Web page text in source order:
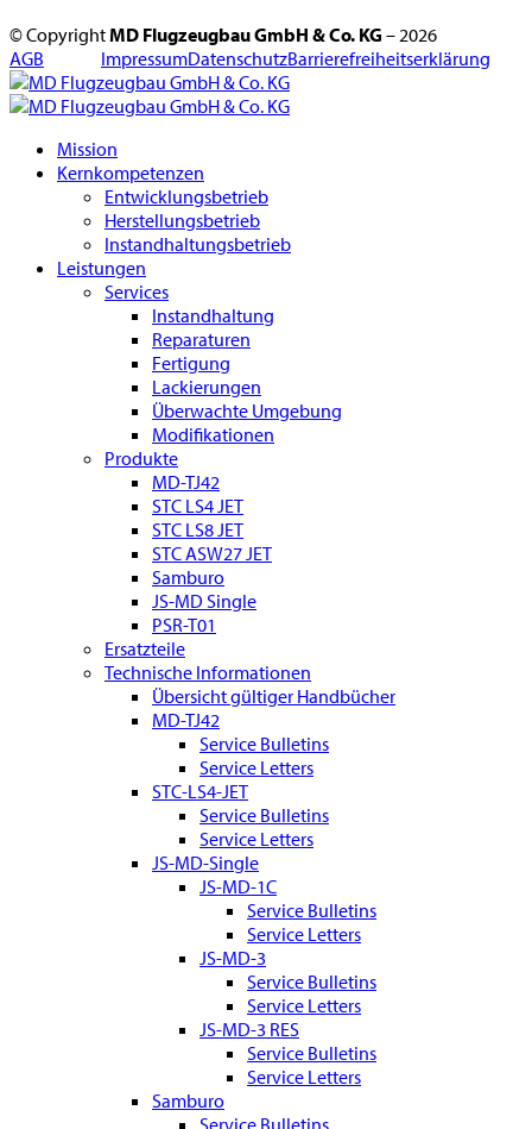
© CopyrightMD Flugzeugbau GmbH & Co. KG – 2026
AGB
ImpressumDatenschutzBarrierefreiheitserklärung
Mission
Kernkompetenzen
Entwicklungsbetrieb
Herstellungsbetrieb
Instandhaltungsbetrieb
Leistungen
Services
Instandhaltung
Reparaturen
Fertigung
Lackierungen
Überwachte Umgebung
Modifikationen
Produkte
MD-TJ42
STC LS4 JET
STC LS8 JET
STC ASW27 JET
Samburo
JS-MD Single
PSR-T01
Ersatzteile
Technische Informationen
Übersicht gültiger Handbücher
MD-TJ42
Service Bulletins
Service Letters
STC-LS4-JET
Service Bulletins
Service Letters
JS-MD-Single
JS-MD-1C
Service Bulletins
Service Letters
JS-MD-3
Service Bulletins
Service Letters
JS-MD-3 RES
Service Bulletins
Service Letters
Samburo
Service Bulletins